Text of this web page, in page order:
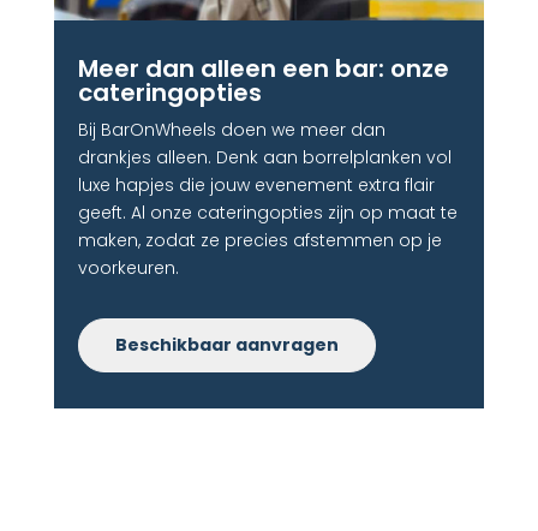
Meer dan alleen een bar: onze
cateringopties
Bij BarOnWheels doen we meer dan
drankjes alleen. Denk aan borrelplanken vol
luxe hapjes die jouw evenement extra flair
geeft. Al onze cateringopties zijn op maat te
maken, zodat ze precies afstemmen op je
voorkeuren.
Beschikbaar aanvragen